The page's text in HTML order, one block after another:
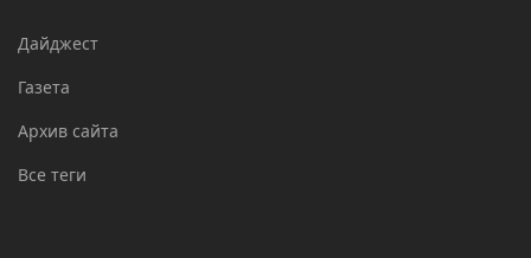
Дайджест
Газета
Архив сайта
Все теги